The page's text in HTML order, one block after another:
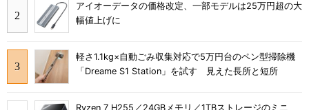
アイオーデータの価格改定、一部モデルは25万円超の大
幅値上げに
軽さ1.1kg×自動ごみ収集対応で5万円台のペン型掃除機
「Dreame S1 Station」を試す 見えた長所と短所
Ryzen 7 H255／24GBメモリ／1TBストレージのミニ